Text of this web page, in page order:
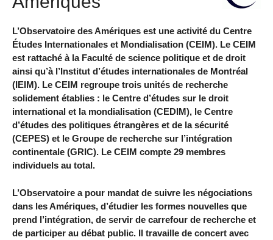
L’Observatoire des Amériques est une activité du Centre
Études Internationales et Mondialisation (CEIM). Le CEIM
est rattaché à la Faculté de science politique et de droit
ainsi qu’à l’Institut d’études internationales de Montréal
(IEIM). Le CEIM regroupe trois unités de recherche
solidement établies : le Centre d’études sur le droit
international et la mondialisation (CEDIM), le Centre
d’études des politiques étrangères et de la sécurité
(CEPES) et le Groupe de recherche sur l’intégration
continentale (GRIC). Le CEIM compte 29 membres
individuels au total.
L’Observatoire a pour mandat de suivre les négociations
dans les Amériques, d’étudier les formes nouvelles que
prend l’intégration, de servir de carrefour de recherche et
de participer au débat public. Il travaille de concert avec